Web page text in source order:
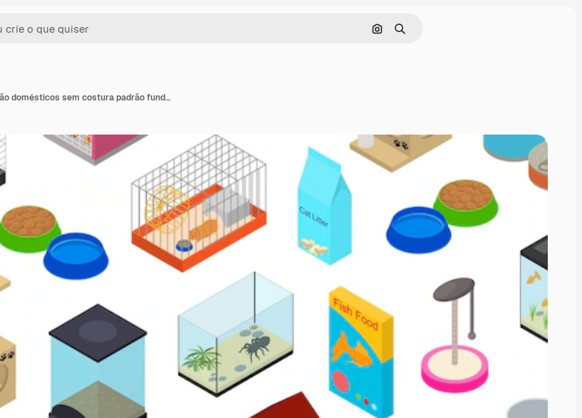
Pesquisar por imagem
Buscar
Acessórios para animais de estimação domésticos sem costura padrão fundo cuidado animal vista isométrica vetor